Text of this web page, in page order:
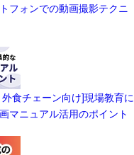
フォンでの動画撮影テクニ
食チェーン向け]現場教育に
マニュアル活用のポイント